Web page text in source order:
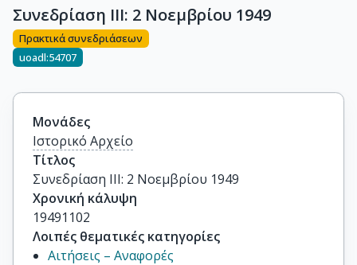
Συνεδρίαση ΙΙI: 2 Νοεμβρίου 1949
Πρακτικά συνεδριάσεων
uoadl:54707
Μονάδες
Ιστορικό Αρχείο
Τίτλος
Συνεδρίαση ΙΙI: 2 Νοεμβρίου 1949
Χρονική κάλυψη
19491102
Λοιπές θεματικές κατηγορίες
Αιτήσεις – Αναφορές